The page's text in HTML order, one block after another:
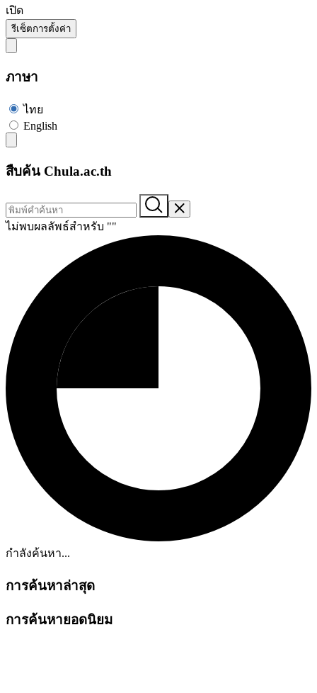
เปิด
รีเซ็ตการตั้งค่า
ภาษา
ไทย
English
สืบค้น Chula.ac.th
ไม่พบผลลัพธ์สำหรับ ""
กำลังค้นหา...
การค้นหาล่าสุด
การค้นหายอดนิยม